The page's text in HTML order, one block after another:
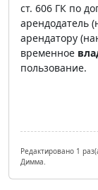
ст. 606 ГК по
арендодатель
арендатору
временное
пользование.
Редактировано 1
Димма.